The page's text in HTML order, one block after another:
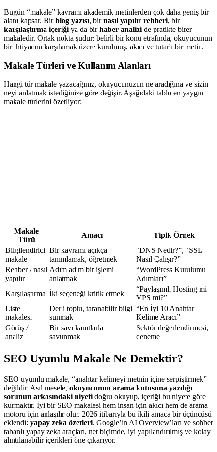
Bugün “makale” kavramı akademik metinlerden çok daha geniş bir
alanı kapsar. Birblog yazısı, birnasıl yapılır rehberi, bir
karşılaştırma içeriği ya da birhaber analizi de pratikte birer
makaledir. Ortak nokta şudur: belirli bir konu etrafında, okuyucunun
bir ihtiyacını karşılamak üzere kurulmuş, akıcı ve tutarlı bir metin.
Makale Türleri ve Kullanım Alanları
Hangi tür makale yazacağınız, okuyucunuzun ne aradığına ve sizin
neyi anlatmak istediğinize göre değişir. Aşağıdaki tablo en yaygın
makale türlerini özetliyor:
Makale
Türü
Amacı
Tipik Örnek
Bilgilendirici
makale
Bir kavramı açıkça
tanımlamak, öğretmek
“DNS Nedir?”, “SSL
Nasıl Çalışır?”
Rehber / nasıl
yapılır
Adım adım bir işlemi
anlatmak
“WordPress Kurulumu
Adımları”
Karşılaştırma İki seçeneği kritik etmek
“Paylaşımlı Hosting mi
VPS mi?”
Liste
makalesi
Derli toplu, taranabilir bilgi
sunmak
“En İyi 10 Anahtar
Kelime Aracı”
Görüş /
analiz
Bir savı kanıtlarla
savunmak
Sektör değerlendirmesi,
deneme
SEO Uyumlu Makale Ne Demektir?
SEO uyumlu makale, “anahtar kelimeyi metnin içine serpiştirmek”
değildir. Asıl mesele, okuyucunun arama kutusuna yazdığı
sorunun arkasındaki niyeti doğru okuyup, içeriği bu niyete göre
kurmaktır. İyi bir SEO makalesi hem insan için akıcı hem de arama
motoru için anlaşılır olur. 2026 itibarıyla bu ikili amaca bir üçüncüsü
eklendi: yapay zeka özetleri. Google’in AI Overview’ları ve sohbet
tabanlı yapay zeka araçları, net biçimde, iyi yapılandırılmış ve kolay
alıntılanabilir içerikleri öne çıkarıyor.